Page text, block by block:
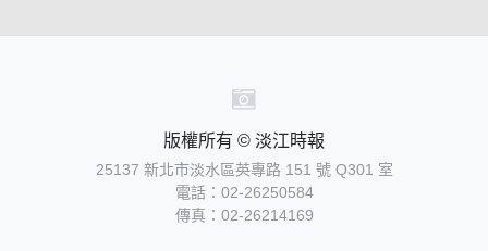
版權所有 © 淡江時報
25137 新北市淡水區英專路 151 號 Q301 室
電話：02-26250584
傳真：02-26214169